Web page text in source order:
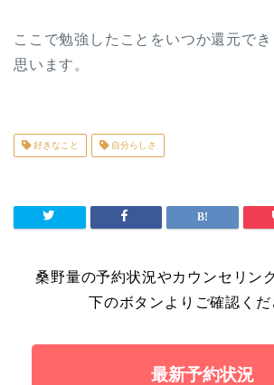
ここで勉強したことをいつか還元で
思います。
好きなこと 自分らしさ
桑野量の予約状況やカウンセリン
下のボタンよりご確認くだ
最新予約状況